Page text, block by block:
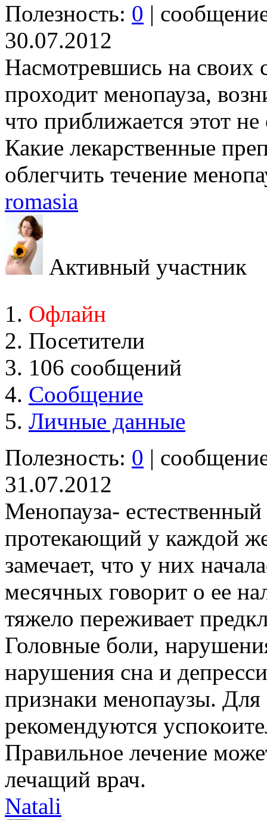
Полезность: 0 |
30.07.2012
Насмотревшись на своих
проходит менопауза,
что приближается этот
Какие лекарственные
облегчить течение
romasia
Активный участник
Офлайн
Посетители
106 сообщений
Сообщение
Личные данные
Полезность: 0 |
31.07.2012
Менопауза-
протекающий у каждой
замечает, что у них
месячных говорит о ее
тяжело переживает
Головные боли,
нарушения сна и
признаки менопаузы. Для
рекомендуются
Правильное лечение
лечащий врач.
Natali